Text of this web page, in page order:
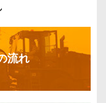
流れ